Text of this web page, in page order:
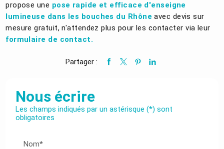
propose une pose rapide et efficace d'enseigne
lumineuse dans les bouches du Rhône avec devis sur
mesure gratuit, n'attendez plus pour les contacter via leur
formulaire de contact.
Partager :
Nous écrire
Les champs indiqués par un astérisque (*) sont
obligatoires
Nom*